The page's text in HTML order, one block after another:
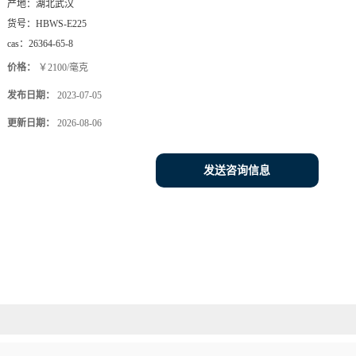
产地： 湖北武汉
货号： HBWS-E225
cas： 26364-65-8
价格： ￥2100/毫克
发布日期： 2023-07-05
更新日期： 2026-08-06
发送咨询信息